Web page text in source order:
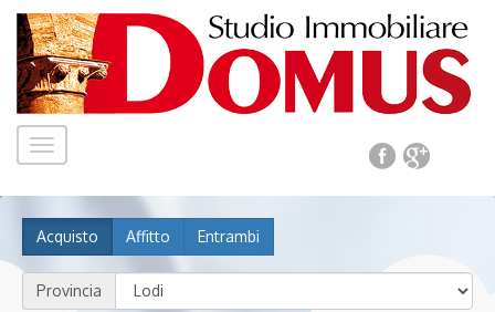
Toggle
navigation
Acquisto Affitto Entrambi
Provincia